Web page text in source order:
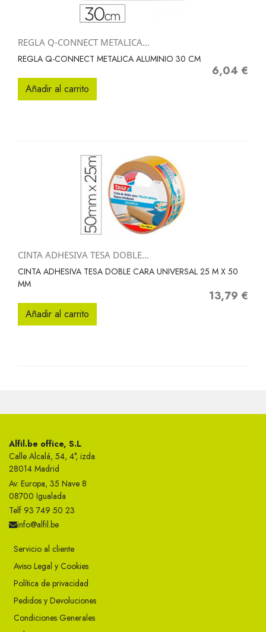
REGLA Q-CONNECT METALICA...
REGLA Q-CONNECT METALICA ALUMINIO 30 CM
Precio
6,04 €
Añadir al carrito
CINTA ADHESIVA TESA DOBLE...
CINTA ADHESIVA TESA DOBLE CARA UNIVERSAL 25 M X 50
MM
Precio
13,79 €
Añadir al carrito
Alfil.be office, S.L
Calle Alcalá, 54, 4°, izda.
28014 Madrid
Av. Europa, 35 Nave 8
08700 Igualada
Telf 93 749 50 23
info@alfil.be
Servicio al cliente
Aviso Legal y Cookies
Política de privacidad
Pedidos y Devoluciones
Condiciones Generales